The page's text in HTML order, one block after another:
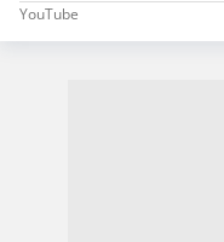
YouTube